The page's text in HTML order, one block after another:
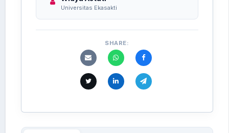
Universitas Ekasakti
SHARE: